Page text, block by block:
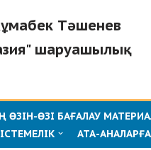
Тәшенев
шаруашылық
ӨЗІ БАҒАЛАУ
АТА-АНАЛАРҒА